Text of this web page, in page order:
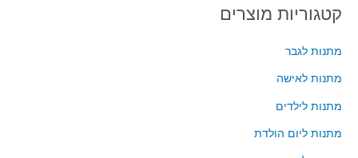
ו
ע
ב
:
קטגוריות מוצרים
מתנות לגבר
מתנות לאישה
מתנות לילדים
מתנות ליום הולדת